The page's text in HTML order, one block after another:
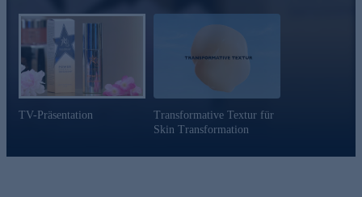
TV-Präsentation
Transformative Textur für
Skin Transformation